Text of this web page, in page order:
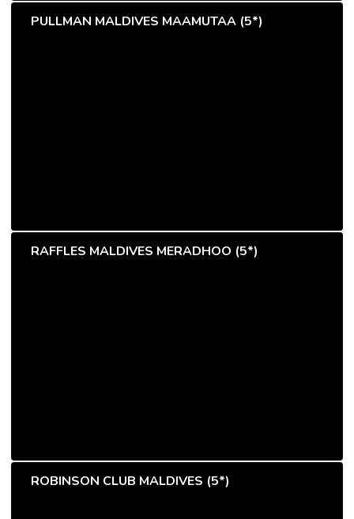
PULLMAN MALDIVES MAAMUTAA (5*)
RAFFLES MALDIVES MERADHOO (5*)
ROBINSON CLUB MALDIVES (5*)